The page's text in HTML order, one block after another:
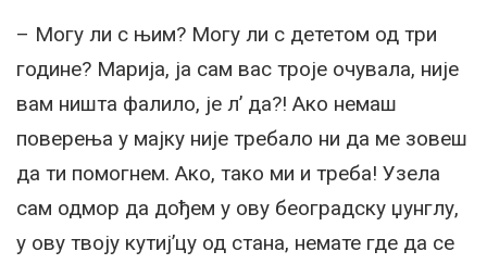
– Могу ли с њим? Могу ли с дететом од три
године? Марија, ја сам вас троје очувала, није
вам ништа фалило, је л’ да?! Ако немаш
поверења у мајку није требало ни да ме зовеш
да ти помогнем. Ако, тако ми и треба! Узела
сам одмор да дођем у ову београдску џунглу,
у ову твоју кутиј’цу од стана, немате где да се